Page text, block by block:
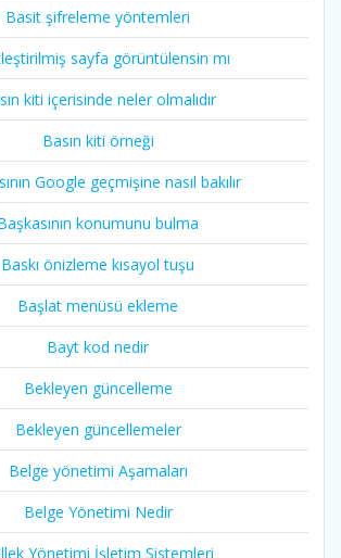
Basit şifreleme yöntemleri
sayfa görüntülensin mı
kiti içerisinde neler olmalıdır
Basın kiti örneği
Google geçmişine nasıl bakılır
konumunu bulma
Baskı önizleme kısayol tuşu
Başlat menüsü ekleme
Bayt kod nedir
Bekleyen güncelleme
Bekleyen güncellemeler
Belge yönetimi Aşamaları
Belge Yönetimi Nedir
Yönetimi İşletim Sistemleri